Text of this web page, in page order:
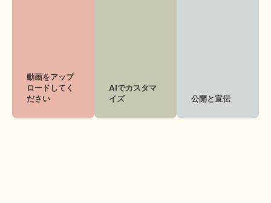
動画をアップ
ロードしてく
ださい
AIでカスタマ
イズ
公開と宣伝